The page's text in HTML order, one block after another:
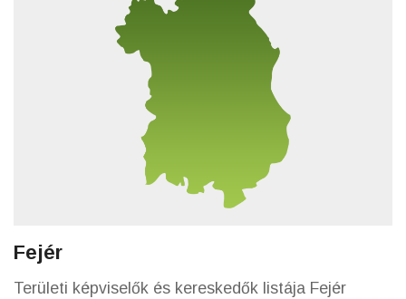
Fejér
Területi képviselők és kereskedők listája Fejér